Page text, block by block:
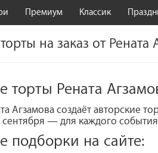
Премиум Классик
на заказ от Рената
торты Рената
Агзамова создаёт авторские
— для каждого
подборки на сайте: